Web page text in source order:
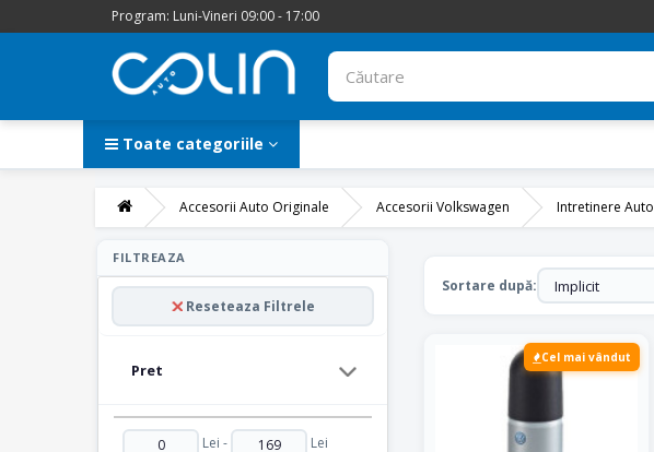
Program: Luni-Vineri 09:00 - 17:00
Toate categoriile
Accesorii Auto Originale Accesorii Volkswagen Intretinere Auto
FILTREAZA
Reseteaza Filtrele
Pret
Lei - Lei
Intretinere
Auto
Sortare după:
Cel mai vândut